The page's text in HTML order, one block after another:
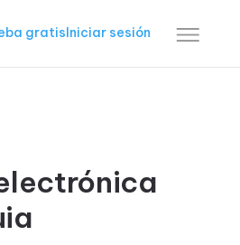
gratisIniciar sesión